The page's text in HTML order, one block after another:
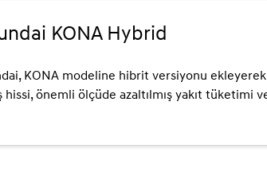
KONA Hybrid
KONA modeline hibrit versiyonu
hissi, önemli ölçüde azaltılmış yakıt tüketimi